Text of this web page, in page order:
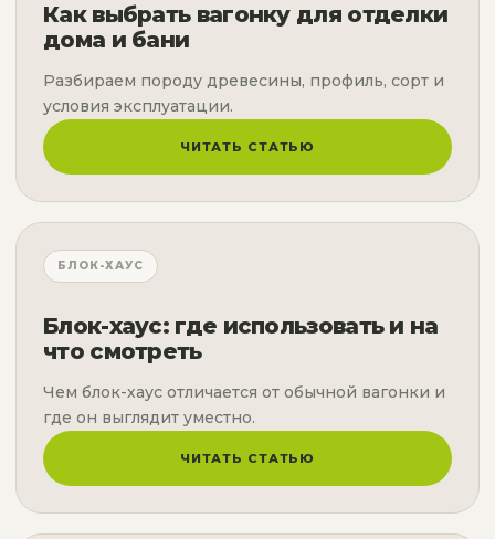
Как выбрать вагонку для отделки
дома и бани
Разбираем породу древесины, профиль, сорт и
условия эксплуатации.
ЧИТАТЬ СТАТЬЮ
БЛОК-ХАУС
Блок-хаус: где использовать и на
что смотреть
Чем блок-хаус отличается от обычной вагонки и
где он выглядит уместно.
ЧИТАТЬ СТАТЬЮ